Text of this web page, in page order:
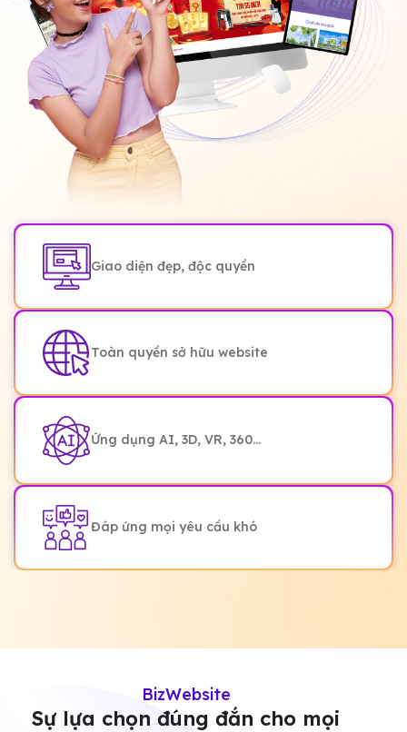
Giao diện đẹp, độc quyền
Toàn quyền sở hữu website
Ứng dụng AI, 3D, VR, 360...
Đáp ứng mọi yêu cầu khó
BizWebsite
Sự lựa chọn đúng đắn cho mọi